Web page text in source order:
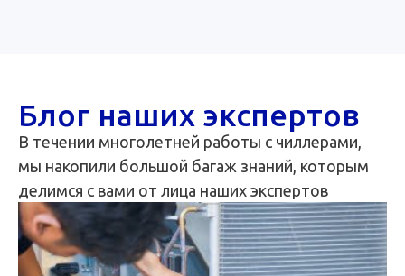
Блог наших экспертов
В течении многолетней работы с чиллерами,
мы накопили большой багаж знаний, которым
делимся с вами от лица наших экспертов